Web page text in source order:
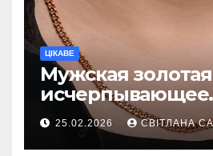
ЦІКАВЕ
Мужская
исчерпывающее
руководство по
статусного
25.02.2026 СВІТЛАНА